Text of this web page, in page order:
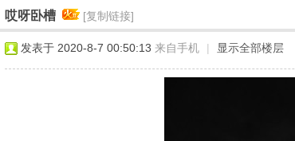
›
哎呀卧槽 [复制链接]
发表于 2020-8-7 00:50:13 来自手机 | 显示全部楼层